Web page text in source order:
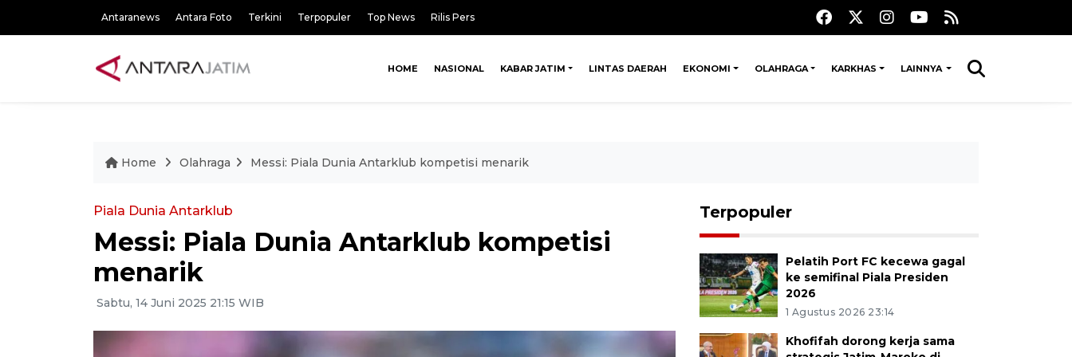
Antaranews Antara Foto Terkini Terpopuler Top News Rilis Pers
HOME NASIONAL KABAR JATIM LINTAS DAERAH EKONOMI OLAHRAGA KARKHAS LAINNYA
Home Olahraga Messi: Piala Dunia Antarklub kompetisi menarik
Piala Dunia Antarklub
Messi: Piala Dunia Antarklub kompetisi
menarik
Sabtu, 14 Juni 2025 21:15 WIB
Terpopuler
Pelatih Port FC kecewa gagal
ke semifinal Piala Presiden
2026
1 Agustus 2026 23:14
Khofifah dorong kerja sama